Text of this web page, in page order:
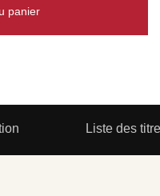
panier
Liste des